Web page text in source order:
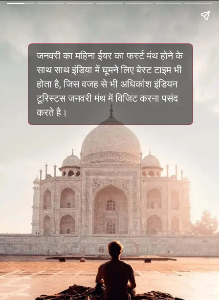
जनवरी का महिना ईयर का फर्स्ट मंथ होने के
साथ साथ इंडिया में घूमने लिए बेस्ट टाइम भी
होता है, जिस वजह से भी अधिकांश इंडियन
टूरिस्टस जनवरी मंथ में विजिट करना पसंद
करते है।